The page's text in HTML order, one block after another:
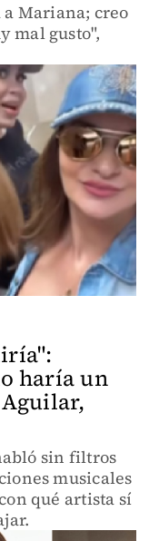
a Mariana; creo
mal gusto",
haría un
sin filtros
musicales
qué artista sí